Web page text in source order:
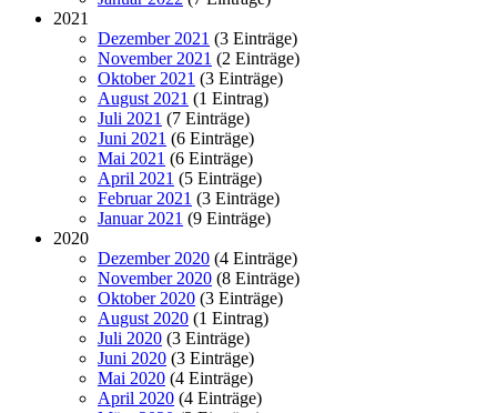
2021
Dezember 2021 (3 Einträge)
November 2021 (2 Einträge)
Oktober 2021 (3 Einträge)
August 2021 (1 Eintrag)
Juli 2021 (7 Einträge)
Juni 2021 (6 Einträge)
Mai 2021 (6 Einträge)
April 2021 (5 Einträge)
Februar 2021 (3 Einträge)
Januar 2021 (9 Einträge)
2020
Dezember 2020 (4 Einträge)
November 2020 (8 Einträge)
Oktober 2020 (3 Einträge)
August 2020 (1 Eintrag)
Juli 2020 (3 Einträge)
Juni 2020 (3 Einträge)
Mai 2020 (4 Einträge)
April 2020 (4 Einträge)